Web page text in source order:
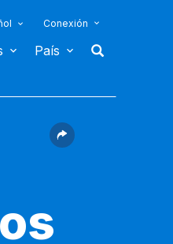
Conexión
País